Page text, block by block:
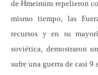
de Hmeimim repelieron
mismo tiempo, las
recursos y en su
soviética, demostraron
sufre una guerra de casi 9